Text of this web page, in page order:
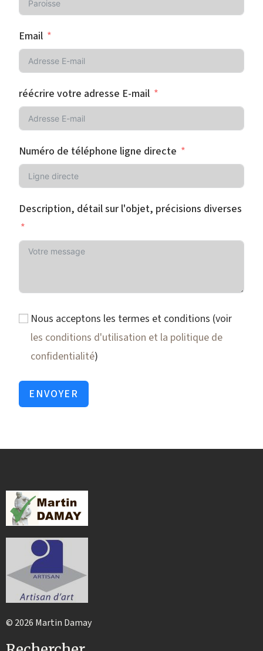
Email
réécrire votre adresse E-mail
Numéro de téléphone ligne directe
Description, détail sur l'objet, précisions diverses
Nous acceptons les termes et conditions (voir
les conditions d'utilisation et la politique de
confidentialité)
ENVOYER
© 2026 Martin Damay